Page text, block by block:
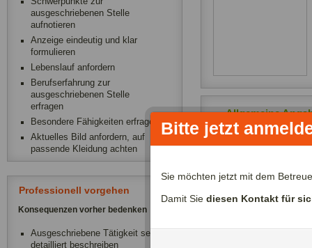
ausgeschriebenen Stelle
aufnotieren
Anzeige eindeutig und klar
formulieren
Lebenslauf anfordern
Berufserfahrung zur
ausgeschriebenen Stelle
erfragen
Besondere Fähigkeiten erfragen
Aktuelles Bild anfordern, auf
passende Kleidung achten
Professionell vorgehen
Konsequenzen vorher bedenken
Ausgeschriebene Tätigkeit sehr
detailliert beschreiben
Allgemeine
Bitte jetzt
Sie möchten jetzt mit dem
Damit Sie diesen Kontakt für